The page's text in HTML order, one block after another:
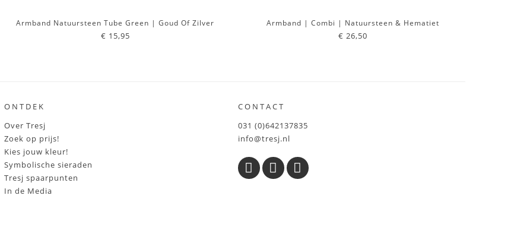
Armband Natuursteen Tube Green | Goud Of Zilver
€ 15,95
Armband | Combi | Natuursteen & Hematiet
€ 26,50
ONTDEK
Over Tresj
Zoek op prijs!
Kies jouw kleur!
Symbolische sieraden
Tresj spaarpunten
In de Media
CONTACT
031 (0)642137835
info@tresj.nl